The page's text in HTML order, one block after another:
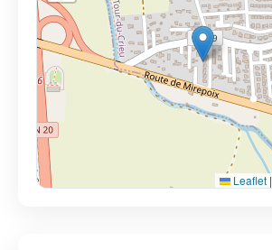
Leaflet |